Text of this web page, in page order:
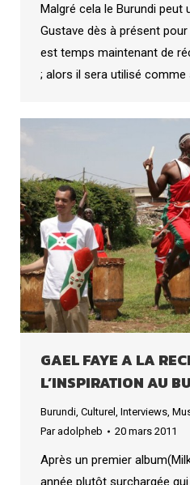
Malgré cela le Burundi peut
Gustave dès à présent
est temps maintenant de
; alors il sera utilisé comme
GAEL FAYE A LA
L’INSPIRATION AU
Burundi Culturel Interviews
Paradolpheb 20 mars 2011
Après un premier
année plutôt surchargée